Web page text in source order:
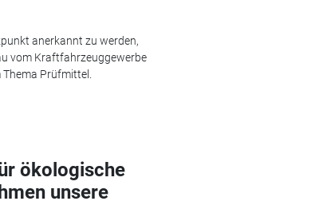
anerkannt zu werden,
vom Kraftfahrzeuggewerbe
Prüfmittel.
ökologische
unsere